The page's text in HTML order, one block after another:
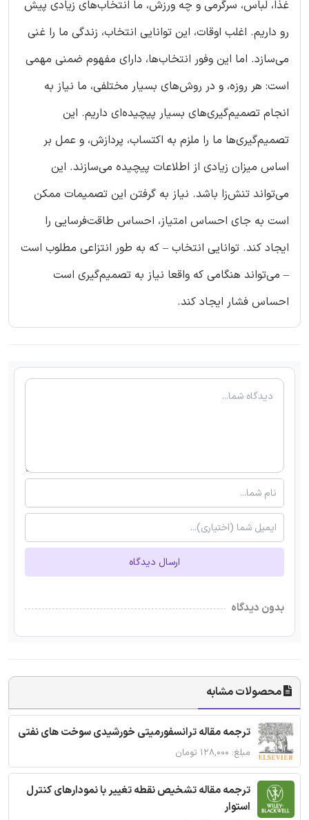
غذا، لباس، سرگرمی و چه ورزش، ما انتخاب‌های زیادی پیش
رو داریم. اغلب اوقات، این توانایی انتخاب، زندگی ما را غنی
می‌سازد. اما این وفور انتخاب‌ها، دارای مفهوم ضمنی مهمی
است: هر روزه، و در روش‌های بسیار مختلفی، ما نیاز به
انجام تصمیم‌گیری‌های بسیار پیچیده‌ای داریم. این
تصمیم‌گیری‌ها ما را ملزم به اکتساب، پردازش، و عمل بر
اساس میزان زیادی از اطلاعات پیچیده می‌سازند. این
می‌تواند تنش‌زا باشد. نیاز به گرفتن این تصمیمات ممکن
است به جای احساس امتیاز، احساس طاقت‌فرسایی را
ایجاد کند. توانایی انتخاب – که به طور انتزاعی مطلوب است
– می‌تواند هنگامی که واقعا نیاز به تصمیم‌گیری است
احساس فشار ایجاد کند.
ارسال دیدگاه
بدون دیدگاه
محصولات مشابه
ترجمه مقاله ترانسفورمیتی خورشیدی سوخت های نفتی
مبلغ: ۱۲۸,۰۰۰ تومان
ترجمه مقاله تشخیص نقطه تغییر با نمودارهای کنترل
استوار